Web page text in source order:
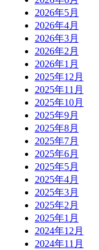
2026年5月
2026年4月
2026年3月
2026年2月
2026年1月
2025年12月
2025年11月
2025年10月
2025年9月
2025年8月
2025年7月
2025年6月
2025年5月
2025年4月
2025年3月
2025年2月
2025年1月
2024年12月
2024年11月